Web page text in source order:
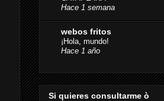
Hace 1 semana
webos fritos
¡Hola, mundo!
Hace 1 año
Si quieres consultarme ò